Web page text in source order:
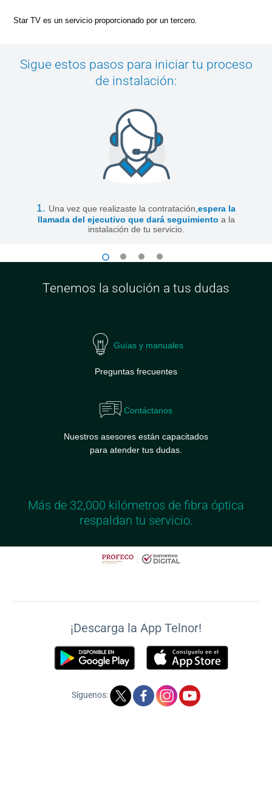
Star TV es un servicio proporcionado por un tercero.
Sigue estos pasos para iniciar tu proceso
de instalación:
1. Una vez que realizaste la contratación,espera la
llamada del ejecutivo que dará seguimiento a la
instalación de tu servicio.
1 2 3 4
Tenemos la solución a tus dudas
Guías y manuales
Preguntas frecuentes
Contáctanos
Nuestros asesores están capacitados
para atender tus dudas.
Más de 32,000 kilómetros de fibra óptica
respaldan tu servicio.
¡Descarga la App Telnor!
Síguenos: